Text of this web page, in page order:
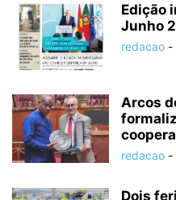
Edição
Junho
redacao -
Arcos
redacao -
Dois